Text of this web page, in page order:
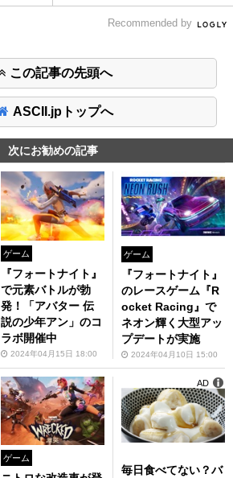
Recommended by
この記事の先頭へ
ASCII.jpトップへ
次にお勧めの記事
ゲーム
『フォートナイト』
で元素バトルが勃
発！「アバター 伝
説の少年アン」のコ
ラボ開催中
2024年04月15日 18:00
ゲーム
『フォートナイト』
のレースゲーム『R
ocket Racing』で
ネオン輝く大型アッ
プデートが実施
2024年04月10日 15:00
ゲーム
毎日食べてない？バ
AD